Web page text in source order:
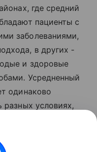
где средний
пациенты с
заболеваниями,
в других -
и здоровые
Усредненный
одинаково
разных условиях,